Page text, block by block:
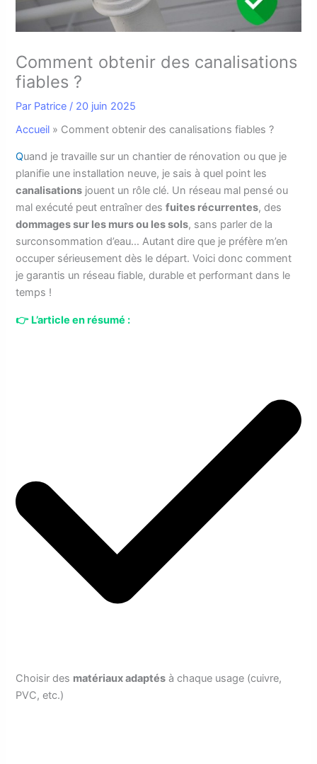
Comment obtenir des canalisations
fiables ?
Par Patrice / 20 juin 2025
Accueil » Comment obtenir des canalisations fiables ?
Quand je travaille sur un chantier de rénovation ou que je
planifie une installation neuve, je sais à quel point les
canalisations jouent un rôle clé. Un réseau mal pensé ou
mal exécuté peut entraîner desfuites récurrentes, des
dommages sur les murs ou les sols, sans parler de la
surconsommation d’eau… Autant dire que je préfère m’en
occuper sérieusement dès le départ. Voici donc comment
je garantis un réseau fiable, durable et performant dans le
temps !
👉 L’article en résumé :
Choisir des matériaux adaptés à chaque usage (cuivre,
PVC, etc.)